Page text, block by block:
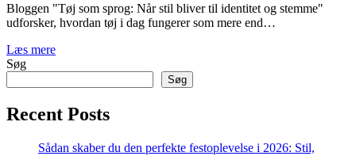
Bloggen "Tøj som sprog: Når stil bliver til identitet og stemme"
udforsker, hvordan tøj i dag fungerer som mere end…
Læs mere
Søg
Søg
Recent Posts
Sådan skaber du den perfekte festoplevelse i 2026: Stil,